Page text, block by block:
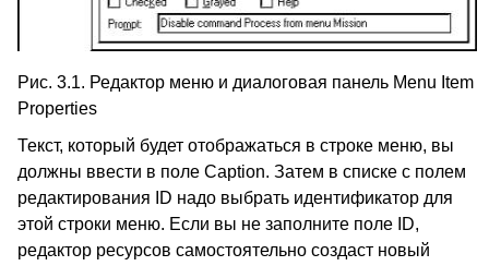
Рис. 3.1. Редактор меню и диалоговая панель Menu Item
Properties
Текст, который будет отображаться в строке меню, вы
должны ввести в поле Caption. Затем в списке с полем
редактирования ID надо выбрать идентификатор для
этой строки меню. Если вы не заполните поле ID,
редактор ресурсов самостоятельно создаст новый